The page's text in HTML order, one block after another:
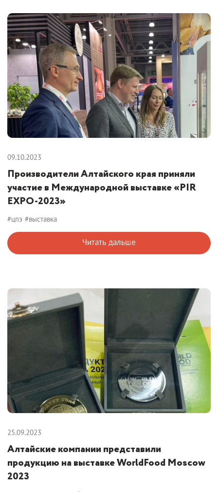
09.10.2023
Производители Алтайского края приняли
участие в Международной выставке «PIR
EXPO-2023»
#цпэ #выставка
Читать дальше
25.09.2023
Алтайские компании представили
продукцию на выставке WorldFood Moscow
2023